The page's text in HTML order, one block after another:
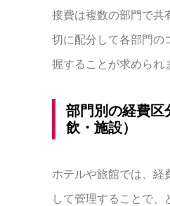
接費は複数の部門で共
切に配分して各部門の
握することが求められ
部門別の経費区
飲・施設）
ホテルや旅館では、経
して管理することで、